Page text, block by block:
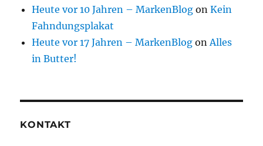
Heute vor 10 Jahren – MarkenBlog onKein
Fahndungsplakat
Heute vor 17 Jahren – MarkenBlog onAlles
in Butter!
KONTAKT